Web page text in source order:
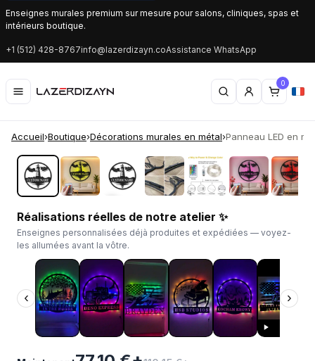
Enseignes murales premium sur mesure pour salons, cliniques, spas et
intérieurs boutique.
+1 (512) 428-8767info@lazerdizayn.coAssistance WhatsApp
0
Accueil›Boutique›Décorations murales en métal›Panneau LED en
‹ ›
Réalisations réelles de notre atelier ✨
Enseignes personnalisées déjà produites et expédiées — voyez-
les allumées avant la vôtre.
‹ ›